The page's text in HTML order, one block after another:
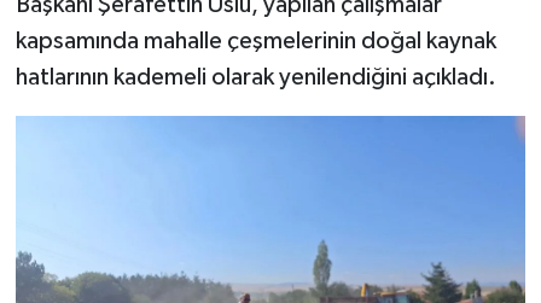
kapsamında mahalle çeşmelerinin doğal kaynak
hatlarının kademeli olarak yenilendiğini açıkladı.